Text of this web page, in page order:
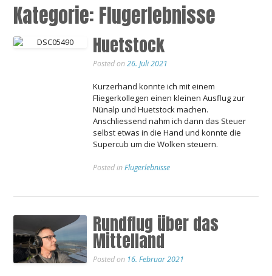
Kategorie: Flugerlebnisse
Huetstock
Posted on26. Juli 2021
Kurzerhand konnte ich mit einem
Fliegerkollegen einen kleinen Ausflug zur
Nünalp und Huetstock machen.
Anschliessend nahm ich dann das Steuer
selbst etwas in die Hand und konnte die
Supercub um die Wolken steuern.
Posted inFlugerlebnisse
Rundflug über das
Mittelland
Posted on 16. Februar 2021